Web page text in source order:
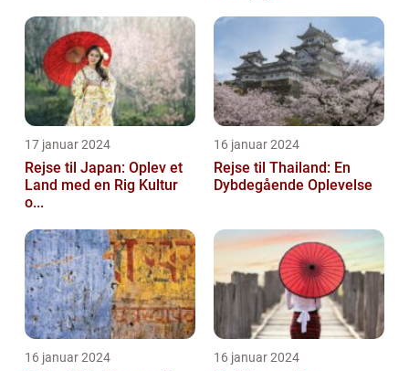
17 januar 2024
Rejse til Japan: Oplev et
Land med en Rig Kultur
o...
16 januar 2024
Rejse til Thailand: En
Dybdegående Oplevelse
16 januar 2024 16 januar 2024